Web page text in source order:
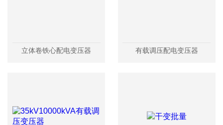
立体卷铁心配电变压器 有载调压配电变压器